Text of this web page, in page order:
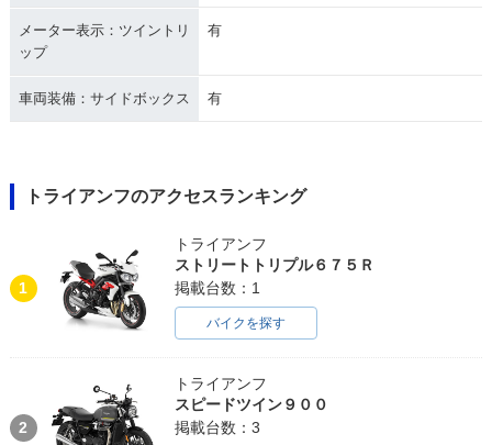
メーター表示：ツイントリ
ップ
有
車両装備：サイドボックス 有
トライアンフのアクセスランキング
1
トライアンフ
ストリートトリプル６７５Ｒ
掲載台数：1
バイクを探す
2
トライアンフ
スピードツイン９００
掲載台数：3